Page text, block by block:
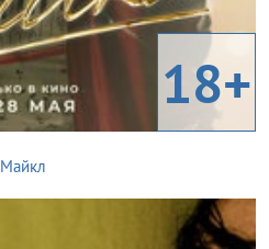
18+
Майкл